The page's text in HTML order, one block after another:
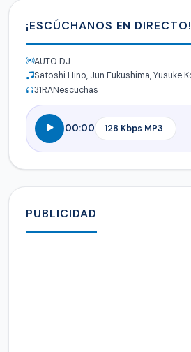
¡ESCÚCHANOS EN DIRECTO!
AUTO DJ
31RANescuchas
00:00
PUBLICIDAD